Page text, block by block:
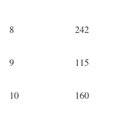
8
242
9
115
10
160